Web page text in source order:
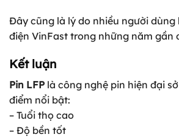
Đây cũng là lý do nhiều người dùng
điện VinFast trong những năm gần
Kết luận
Pin LFP là công nghệ pin hiện đại
điểm nổi bật:
– Tuổi thọ cao
– Độ bền tốt